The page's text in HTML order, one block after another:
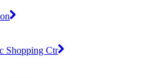
Shopping Ctr